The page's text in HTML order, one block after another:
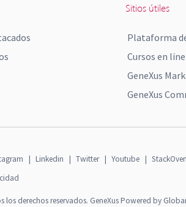
Sitios útiles
Plataforma
Cursos en
GeneXus
GeneXus
| Linkedin | Twitter | Youtube |
los derechos reservados. GeneXus Powered by